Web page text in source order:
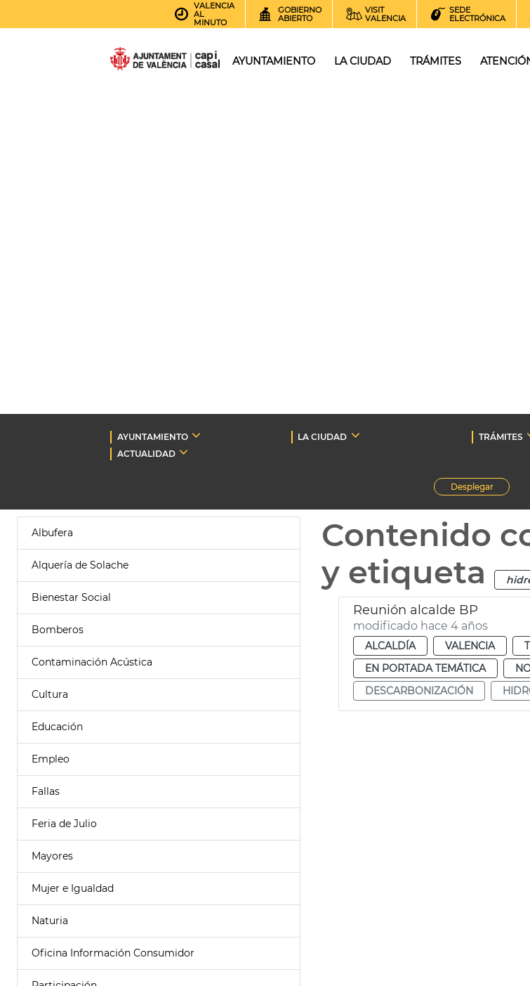
VALENCIA
AL
MINUTO
GOBIERNO
ABIERTO
VISIT
VALENCIA
SEDE
ELECTRÓNICA
AYUNTAMIENTO LA CIUDAD TRÁMITES
AYUNTAMIENTO LA CIUDAD TRÁMITES
ACTUALIDAD
Desplegar
Albufera
Alquería de Solache
Bienestar Social
Bomberos
Contaminación Acústica
Cultura
Educación
Empleo
Fallas
Feria de Julio
Mayores
Mujer e Igualdad
Naturia
Oficina Información Consumidor
Contenido
y etiqueta
Reunión alcalde BP
modificado hace 4 años
ALCALDÍA VALENCIA
EN PORTADA TEMÁTICA
DESCARBONIZACIÓN